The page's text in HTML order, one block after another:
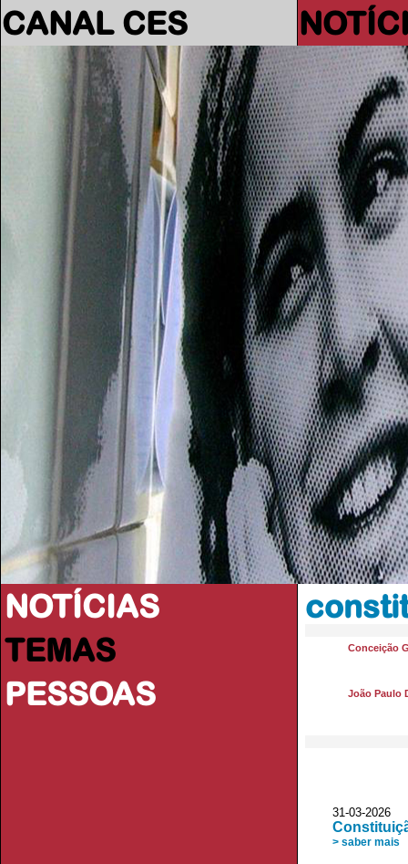
CANAL CES
NOTÍCIAS
TEMAS
PESSOAS
Conceição
João Paulo
31-03-
> saber mais